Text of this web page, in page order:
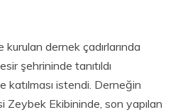
dernek çadırlarında
şehrininde tanıtıldı
katılması istendi. Derneğin
Zeybek Ekibininde, son yapılan